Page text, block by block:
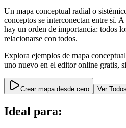
Un mapa conceptual radial o
conceptos se interconectan entre sí.
hay un orden de importancia: todos
relacionarse con todos.
Explora ejemplos de mapa conceptual
uno nuevo en el editor online gratis,
Crear mapa desde cero Ver
Ideal para: